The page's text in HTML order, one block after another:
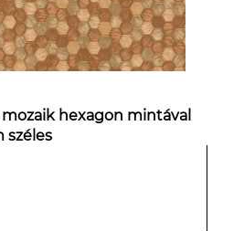
hexagon mintával
széles